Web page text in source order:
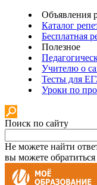
Объявления
Каталог
Бесплатная
Полезное
Учителю о
Тесты для
Уроки по
Поиск по сайту
Не можете найти
вы можете